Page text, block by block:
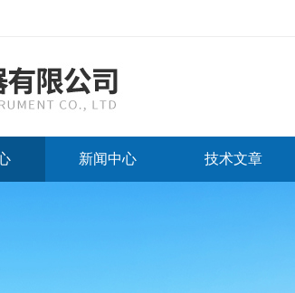
新闻中心 技术文章